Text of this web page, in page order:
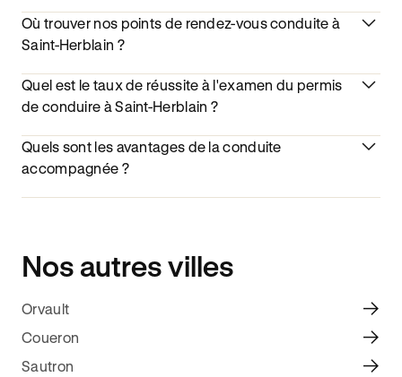
Où trouver nos points de rendez-vous conduite à
Saint-Herblain ?
Quel est le taux de réussite à l'examen du permis
de conduire à Saint-Herblain ?
Quels sont les avantages de la conduite
accompagnée ?
Nos autres villes
Orvault
Coueron
Sautron